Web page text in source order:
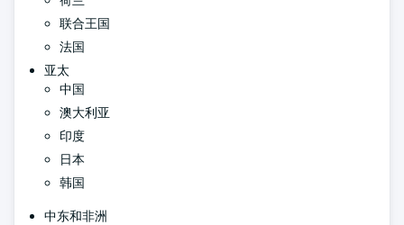
联合王国
法国
亚太
中国
澳大利亚
印度
日本
韩国
中东和非洲